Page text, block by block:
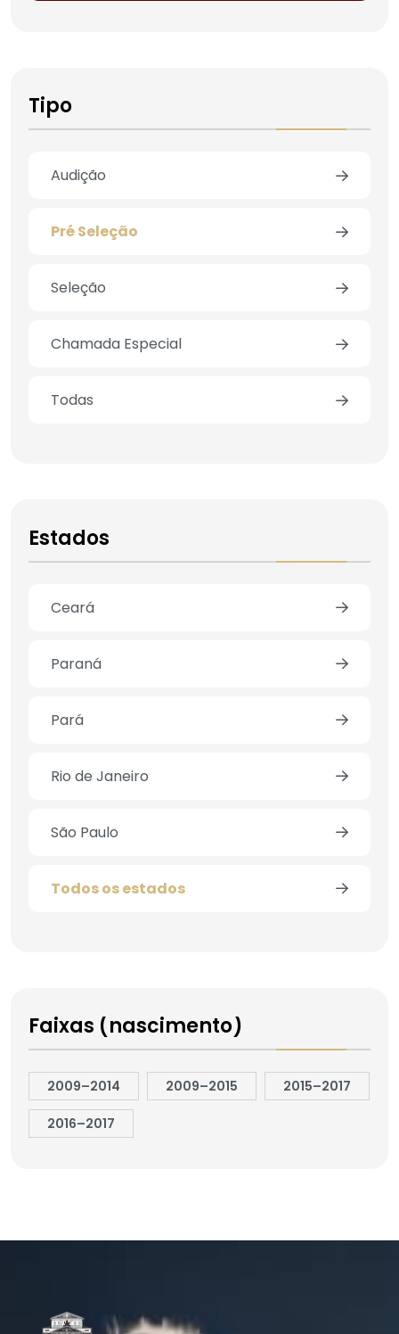
Tipo
Audição
Pré Seleção
Seleção
Chamada Especial
Todas
Estados
Ceará
Paraná
Pará
Rio de Janeiro
São Paulo
Todos os estados
Faixas (nascimento)
2009–2014 2009–2015 2015–2017
2016–2017